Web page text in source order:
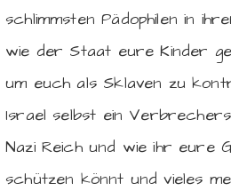
schlimmsten Pädophilen in
wie der Staat eure Kinder
um euch als Sklaven zu
Israel selbst ein
Nazi Reich und wie ihr eure
schützen könnt und vieles